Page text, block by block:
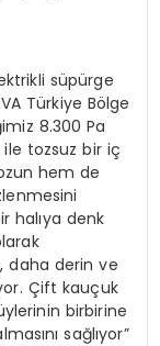
süpürge
Türkiye Bölge
8.300 Pa
tozsuz bir iç
hem de
halıya denk
daha derin ve
Çift kauçuk
birbirine
sağlıyor”